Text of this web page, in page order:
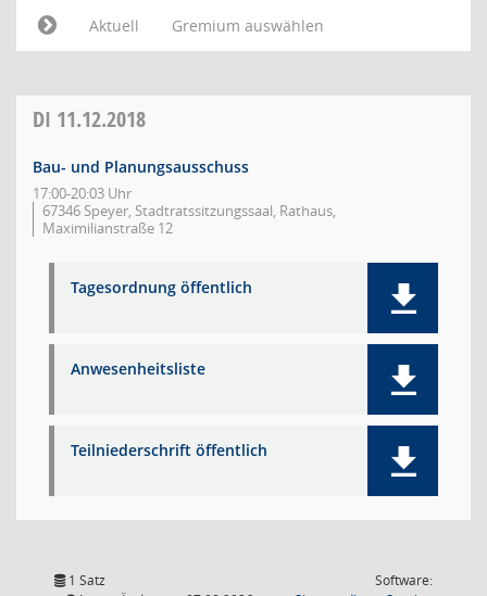
Aktuell
Gremium auswählen
DI 11.12.2018
Bau- und Planungsausschuss
17:00-20:03 Uhr
67346 Speyer, Stadtratssitzungssaal, Rathaus,
Maximilianstraße 12
Tagesordnung öffentlich
Anwesenheitsliste
Teilniederschrift öffentlich
1 Satz
Software: